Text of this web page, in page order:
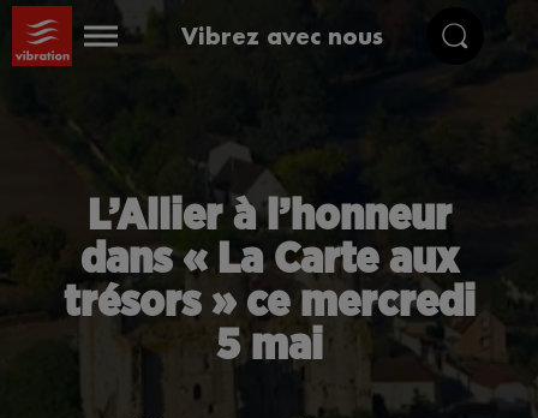
Vibrez avec nous
L’Allier à l’honneur
dans « La Carte aux
trésors » ce mercredi
5 mai